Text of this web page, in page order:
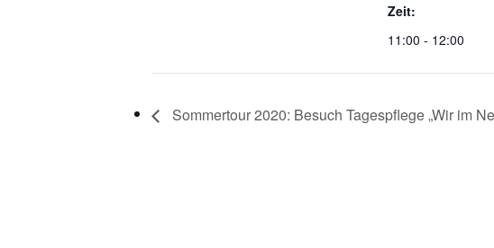
Zeit:
11:00 - 12:00
Sommertour 2020: Besuch Tagespflege „Wir im